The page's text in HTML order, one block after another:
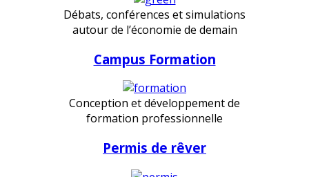
Débats, conférences et simulations
autour de l’économie de demain
Campus Formation
Conception et développement de
formation professionnelle
Permis de rêver